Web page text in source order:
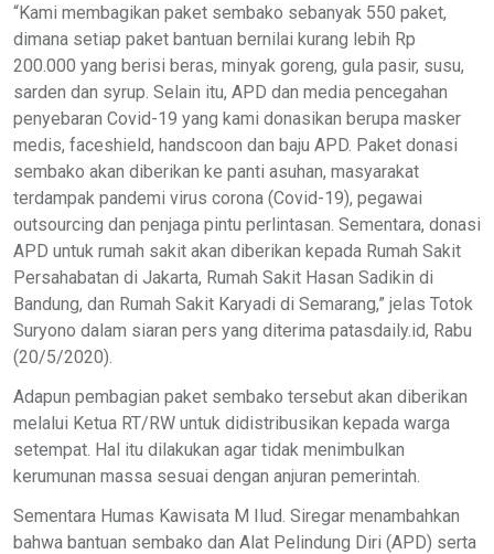
“Kami membagikan paket sembako sebanyak 550 paket,
dimana setiap paket bantuan bernilai kurang lebih Rp
200.000 yang berisi beras, minyak goreng, gula pasir, susu,
sarden dan syrup. Selain itu, APD dan media pencegahan
penyebaran Covid-19 yang kami donasikan berupa masker
medis, faceshield, handscoon dan baju APD. Paket donasi
sembako akan diberikan ke panti asuhan, masyarakat
terdampak pandemi virus corona (Covid-19), pegawai
outsourcing dan penjaga pintu perlintasan. Sementara, donasi
APD untuk rumah sakit akan diberikan kepada Rumah Sakit
Persahabatan di Jakarta, Rumah Sakit Hasan Sadikin di
Bandung, dan Rumah Sakit Karyadi di Semarang,” jelas Totok
Suryono dalam siaran pers yang diterima patasdaily.id, Rabu
(20/5/2020).
Adapun pembagian paket sembako tersebut akan diberikan
melalui Ketua RT/RW untuk didistribusikan kepada warga
setempat. Hal itu dilakukan agar tidak menimbulkan
kerumunan massa sesuai dengan anjuran pemerintah.
Sementara Humas Kawisata M Ilud. Siregar menambahkan
bahwa bantuan sembako dan Alat Pelindung Diri (APD) serta